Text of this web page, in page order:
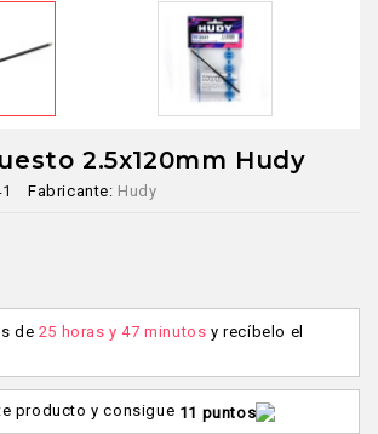
2.5x120mm Hudy
Fabricante: Hudy
de 25 horas y 47 minutos y recíbelo el
producto y consigue 11 puntos